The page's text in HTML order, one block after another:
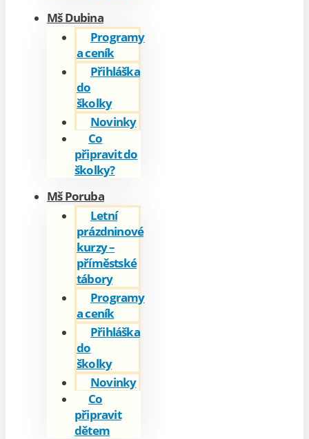
Mš Dubina
Programy
a ceník
Přihláška
do
školky
Novinky
Co
připravit do
školky?
Mš Poruba
Letní
prázdninové
kurzy –
příměstské
tábory
Programy
a ceník
Přihláška
do
školky
Novinky
Co
připravit
dětem